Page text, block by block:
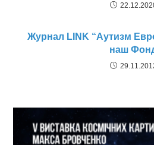
Журнал LINK “Аутизм
наш